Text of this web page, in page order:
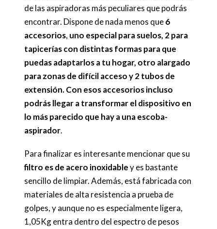
de las aspiradoras más peculiares que podrás
encontrar. Dispone de nada menos que6
accesorios, uno especial para suelos, 2 para
tapicerías con distintas formas para que
puedas adaptarlos a tu hogar, otro alargado
para zonas de difícil acceso y 2 tubos de
extensión. Con esos accesorios incluso
podrás llegar a transformar el dispositivo en
lo más parecido que hay a una escoba-
aspirador.
Para finalizar es interesante mencionar que su
filtro es de acero inoxidabley es bastante
sencillo de limpiar. Además, está fabricada con
materiales de alta resistencia a prueba de
golpes, y aunque no es especialmente ligera,
1,05Kg entra dentro del espectro de pesos